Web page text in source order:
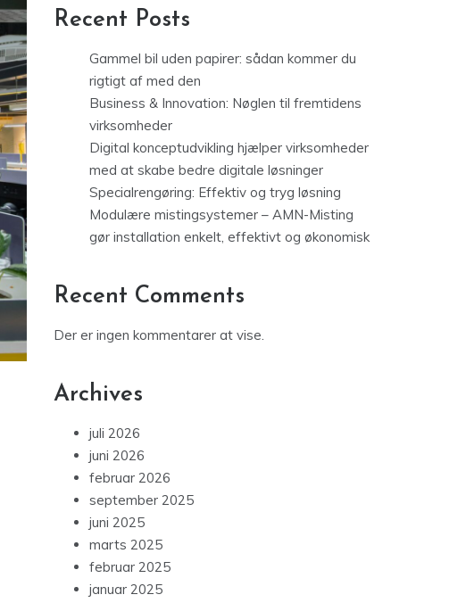
Recent Posts
Gammel bil uden papirer: sådan kommer du
rigtigt af med den
Business & Innovation: Nøglen til fremtidens
virksomheder
Digital konceptudvikling hjælper virksomheder
med at skabe bedre digitale løsninger
Specialrengøring: Effektiv og tryg løsning
Modulære mistingsystemer – AMN-Misting
gør installation enkelt, effektivt og økonomisk
Recent Comments
Der er ingen kommentarer at vise.
Archives
juli 2026
juni 2026
februar 2026
september 2025
juni 2025
marts 2025
februar 2025
januar 2025